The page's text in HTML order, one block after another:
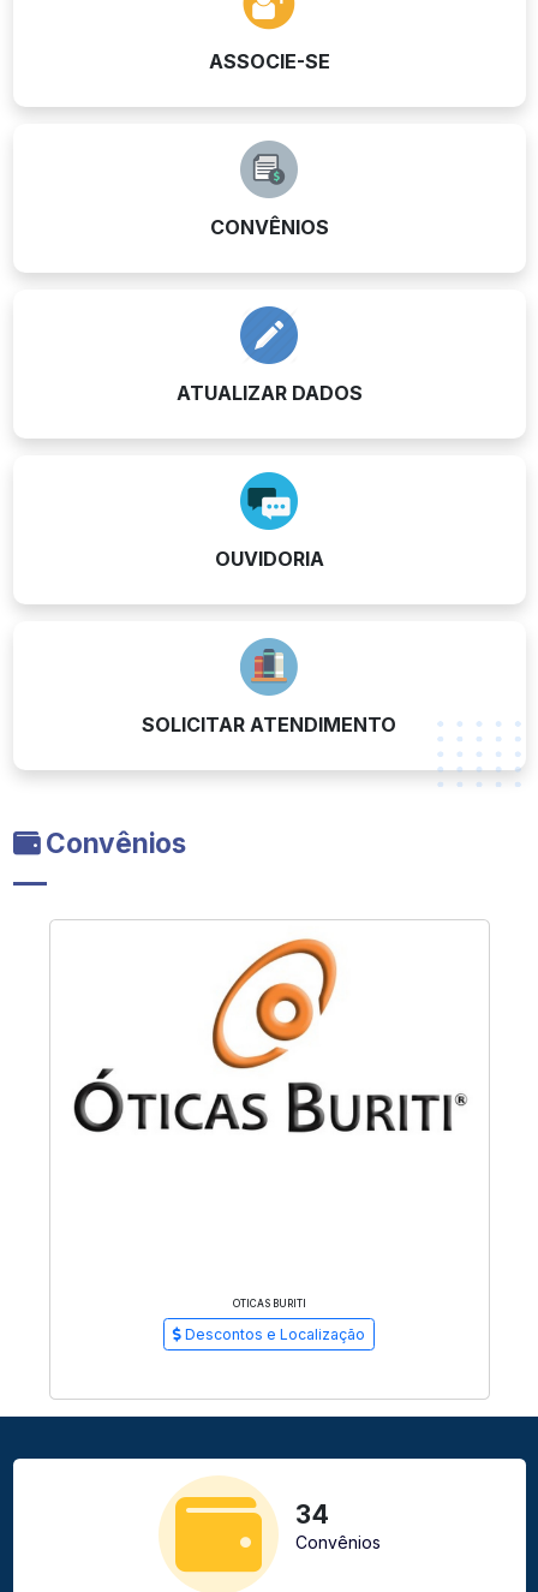
ASSOCIE-SE
CONVÊNIOS
ATUALIZAR DADOS
OUVIDORIA
SOLICITAR ATENDIMENTO
Convênios
OTICAS BURITI
Descontos e Localização
34
Convênios